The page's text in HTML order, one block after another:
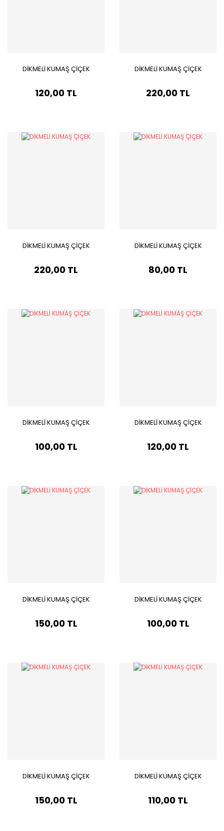
DİKMELİ KUMAŞ ÇİÇEK
120,00 TL
DİKMELİ KUMAŞ ÇİÇEK
220,00 TL
DİKMELİ KUMAŞ ÇİÇEK
220,00 TL
DİKMELİ KUMAŞ ÇİÇEK
80,00 TL
DİKMELİ KUMAŞ ÇİÇEK
100,00 TL
DİKMELİ KUMAŞ ÇİÇEK
120,00 TL
DİKMELİ KUMAŞ ÇİÇEK
150,00 TL
DİKMELİ KUMAŞ ÇİÇEK
100,00 TL
DİKMELİ KUMAŞ ÇİÇEK
150,00 TL
DİKMELİ KUMAŞ ÇİÇEK
110,00 TL